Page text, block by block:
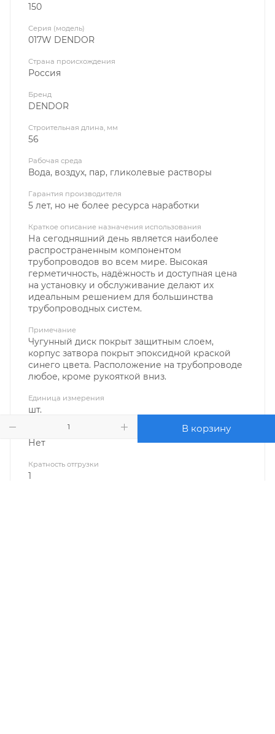
В корзину
150
Серия (модель)
017W DENDOR
Страна происхождения
Россия
Бренд
DENDOR
Строительная длина, мм
56
Рабочая среда
Вода, воздух, пар, гликолевые растворы
Гарантия производителя
5 лет, но не более ресурса наработки
Краткое описание назначения использования
На сегодняшний день является наиболее
распространенным компонентом
трубопроводов во всем мире. Высокая
герметичность, надёжность и доступная цена
на установку и обслуживание делают их
идеальным решением для большинства
трубопроводных систем.
Примечание
Чугунный диск покрыт защитным слоем,
корпус затвора покрыт эпоксидной краской
синего цвета. Расположение на трубопроводе
любое, кроме рукояткой вниз.
Единица измерения
шт.
Нет
Кратность отгрузки
1